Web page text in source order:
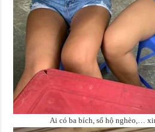
Ai có ba bích, sổ hộ nghèo,…